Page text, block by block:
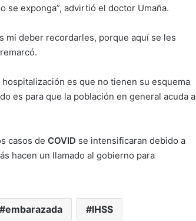
se exponga”, advirtió el doctor Umaña.
mi deber recordarles, porque aquí se les
es que no tienen su esquema
es para que la población en general acuda a
casos de COVID se intensificaran debido a
hacen un llamado al gobierno para
embarazada IHSS